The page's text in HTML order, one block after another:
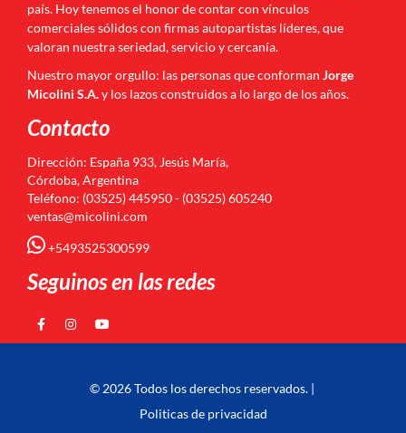
país. Hoy tenemos el honor de contar con vínculos
comerciales sólidos con firmas autopartistas líderes, que
valoran nuestra seriedad, servicio y cercanía.
Nuestro mayor orgullo: las personas que conforman Jorge
Micolini S.A.y los lazos construidos a lo largo de los años.
Contacto
Dirección: España 933, Jesús María,
Córdoba, Argentina
Teléfono: (03525) 445950 - (03525) 605240
ventas@micolini.com
+5493525300599
Seguinos en las redes
© 2026 Todos los derechos reservados. |
Politicas de privacidad